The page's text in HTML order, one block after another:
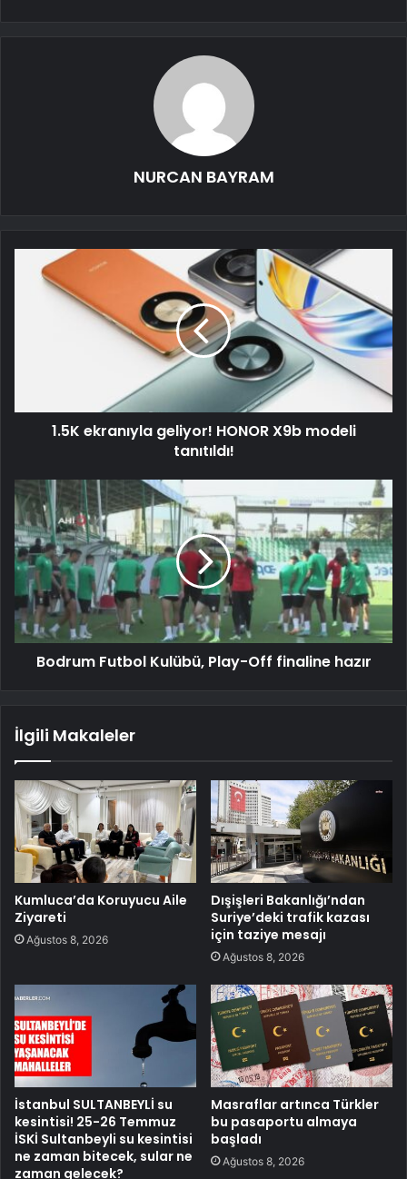
NURCAN BAYRAM
1.5K ekranıyla geliyor! HONOR X9b modeli
tanıtıldı!
Bodrum Futbol Kulübü, Play-Off finaline hazır
İlgili Makaleler
Kumluca’da Koruyucu Aile
Ziyareti
Ağustos 8, 2026
Dışişleri Bakanlığı’ndan
Suriye’deki trafik kazası
için taziye mesajı
Ağustos 8, 2026
İstanbul SULTANBEYLİ su
kesintisi! 25-26 Temmuz
İSKİ Sultanbeyli su kesintisi
ne zaman bitecek, sular ne
zaman gelecek?
Masraflar artınca Türkler
bu pasaportu almaya
başladı
Ağustos 8, 2026